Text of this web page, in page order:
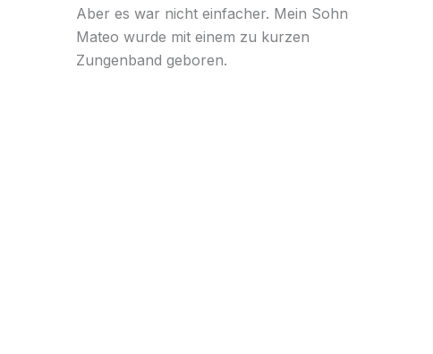
Aber es war nicht einfacher. Mein Sohn
Mateo wurde mit einem zu kurzen
Zungenband geboren.